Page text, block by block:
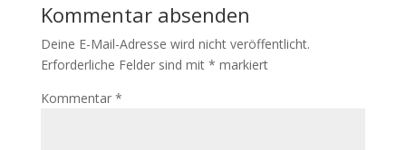
Kommentar absenden
Deine E-Mail-Adresse wird nicht veröffentlicht.
Erforderliche Felder sind mit * markiert
Kommentar *